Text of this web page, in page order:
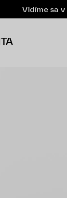
Vidíme sa v